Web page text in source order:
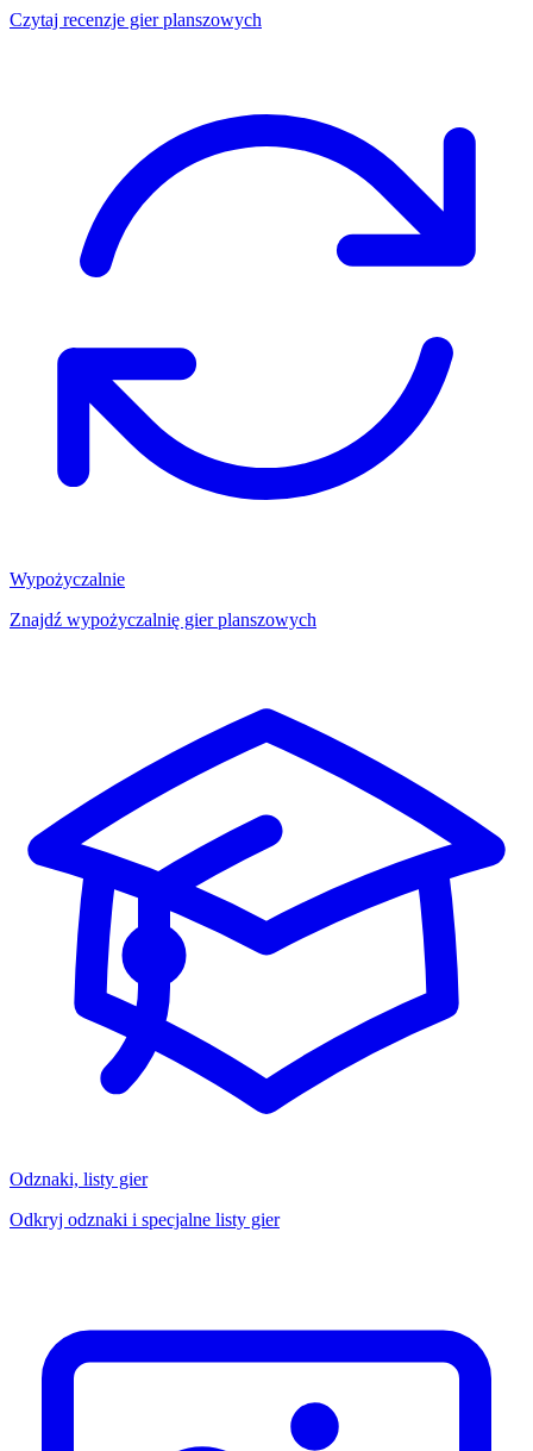
Czytaj recenzje gier planszowych
Wypożyczalnie
Znajdź wypożyczalnię gier planszowych
Odznaki, listy gier
Odkryj odznaki i specjalne listy gier